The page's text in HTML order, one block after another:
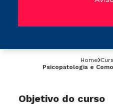
Home
Psicopatologia e
Objetivo do curso